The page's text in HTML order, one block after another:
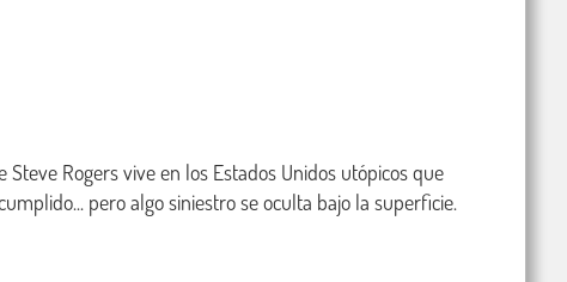
Steve Rogers vive en los Estados Unidos utópicos que